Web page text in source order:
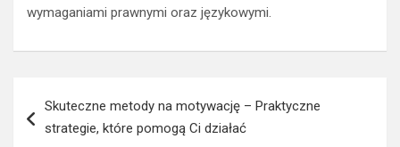
wymaganiami prawnymi oraz językowymi.
wpisu
Skuteczne metody na motywację – Praktyczne
strategie, które pomogą Ci działać